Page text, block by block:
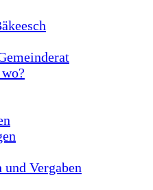
und Vergaben